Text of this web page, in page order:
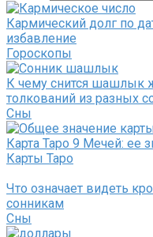
Кармический долг по
избавление
Гороскопы
К чему снится шашлык
толкований из разных
Сны
Карта Таро 9 Мечей: ее
Карты Таро
Что означает видеть
сонникам
Сны